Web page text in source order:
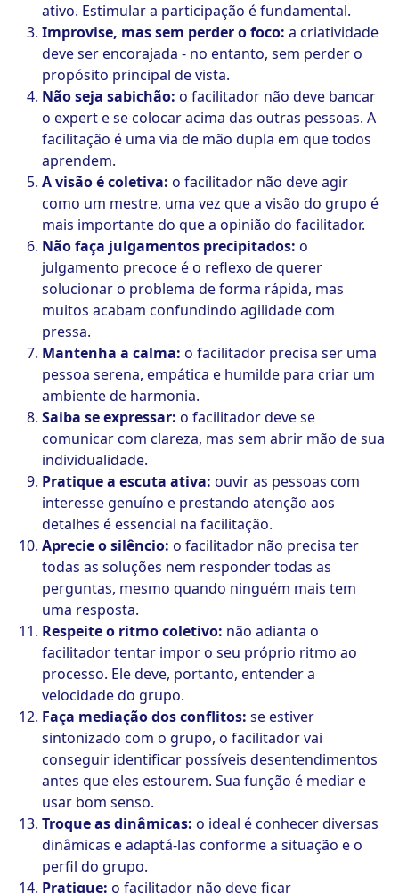
ativo. Estimular a participação é fundamental.
Improvise, mas sem perder o foco: a criatividade
deve ser encorajada - no entanto, sem perder o
propósito principal de vista.
Não seja sabichão: o facilitador não deve bancar
o expert e se colocar acima das outras pessoas. A
facilitação é uma via de mão dupla em que todos
aprendem.
A visão é coletiva: o facilitador não deve agir
como um mestre, uma vez que a visão do grupo é
mais importante do que a opinião do facilitador.
Não faça julgamentos precipitados: o
julgamento precoce é o reflexo de querer
solucionar o problema de forma rápida, mas
muitos acabam confundindo agilidade com
pressa.
Mantenha a calma: o facilitador precisa ser uma
pessoa serena, empática e humilde para criar um
ambiente de harmonia.
Saiba se expressar: o facilitador deve se
comunicar com clareza, mas sem abrir mão de sua
individualidade.
Pratique a escuta ativa: ouvir as pessoas com
interesse genuíno e prestando atenção aos
detalhes é essencial na facilitação.
Aprecie o silêncio: o facilitador não precisa ter
todas as soluções nem responder todas as
perguntas, mesmo quando ninguém mais tem
uma resposta.
Respeite o ritmo coletivo: não adianta o
facilitador tentar impor o seu próprio ritmo ao
processo. Ele deve, portanto, entender a
velocidade do grupo.
Faça mediação dos conflitos: se estiver
sintonizado com o grupo, o facilitador vai
conseguir identificar possíveis desentendimentos
antes que eles estourem. Sua função é mediar e
usar bom senso.
Troque as dinâmicas: o ideal é conhecer diversas
dinâmicas e adaptá-las conforme a situação e o
perfil do grupo.
Pratique: o facilitador não deve ficar